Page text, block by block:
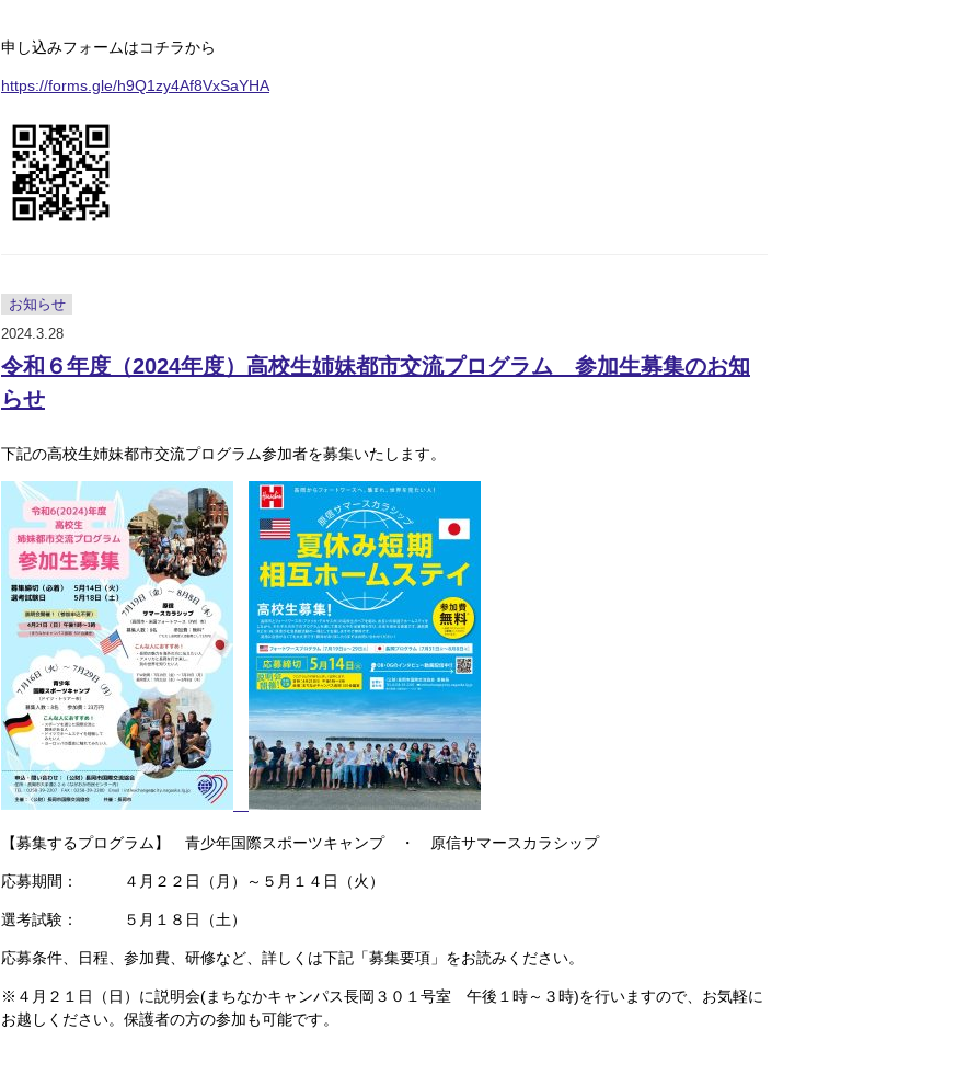
申し込みフォームはコチラから
https://forms.gle/h9Q1zy4Af8VxSaYHA
お知らせ
2024.3.28
令和６年度（2024年度）高校生姉妹都市交流プログラム 参加生募集のお知
らせ
下記の高校生姉妹都市交流プログラム参加者を募集いたします。
【募集するプログラム】 青少年国際スポーツキャンプ ・ 原信サマースカラシップ
応募期間： ４月２２日（月）～５月１４日（火）
選考試験： ５月１８日（土）
応募条件、日程、参加費、研修など、詳しくは下記「募集要項」をお読みください。
※４月２１日（日）に説明会(まちなかキャンパス長岡３０１号室 午後１時～３時)を行いますので、お気軽に
お越しください。保護者の方の参加も可能です。